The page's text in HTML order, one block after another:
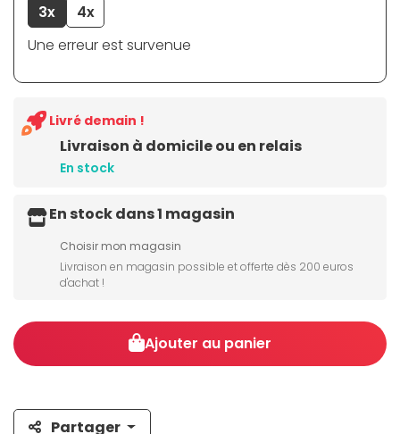
3x
4x
Une erreur est survenue
Livraison à domicile ou en relais
En stock
Livré demain !
En stock dans 1 magasin
Choisir mon magasin
Livraison en magasin possible et offerte dès 200 euros
d'achat !
Ajouter au panier
Partager